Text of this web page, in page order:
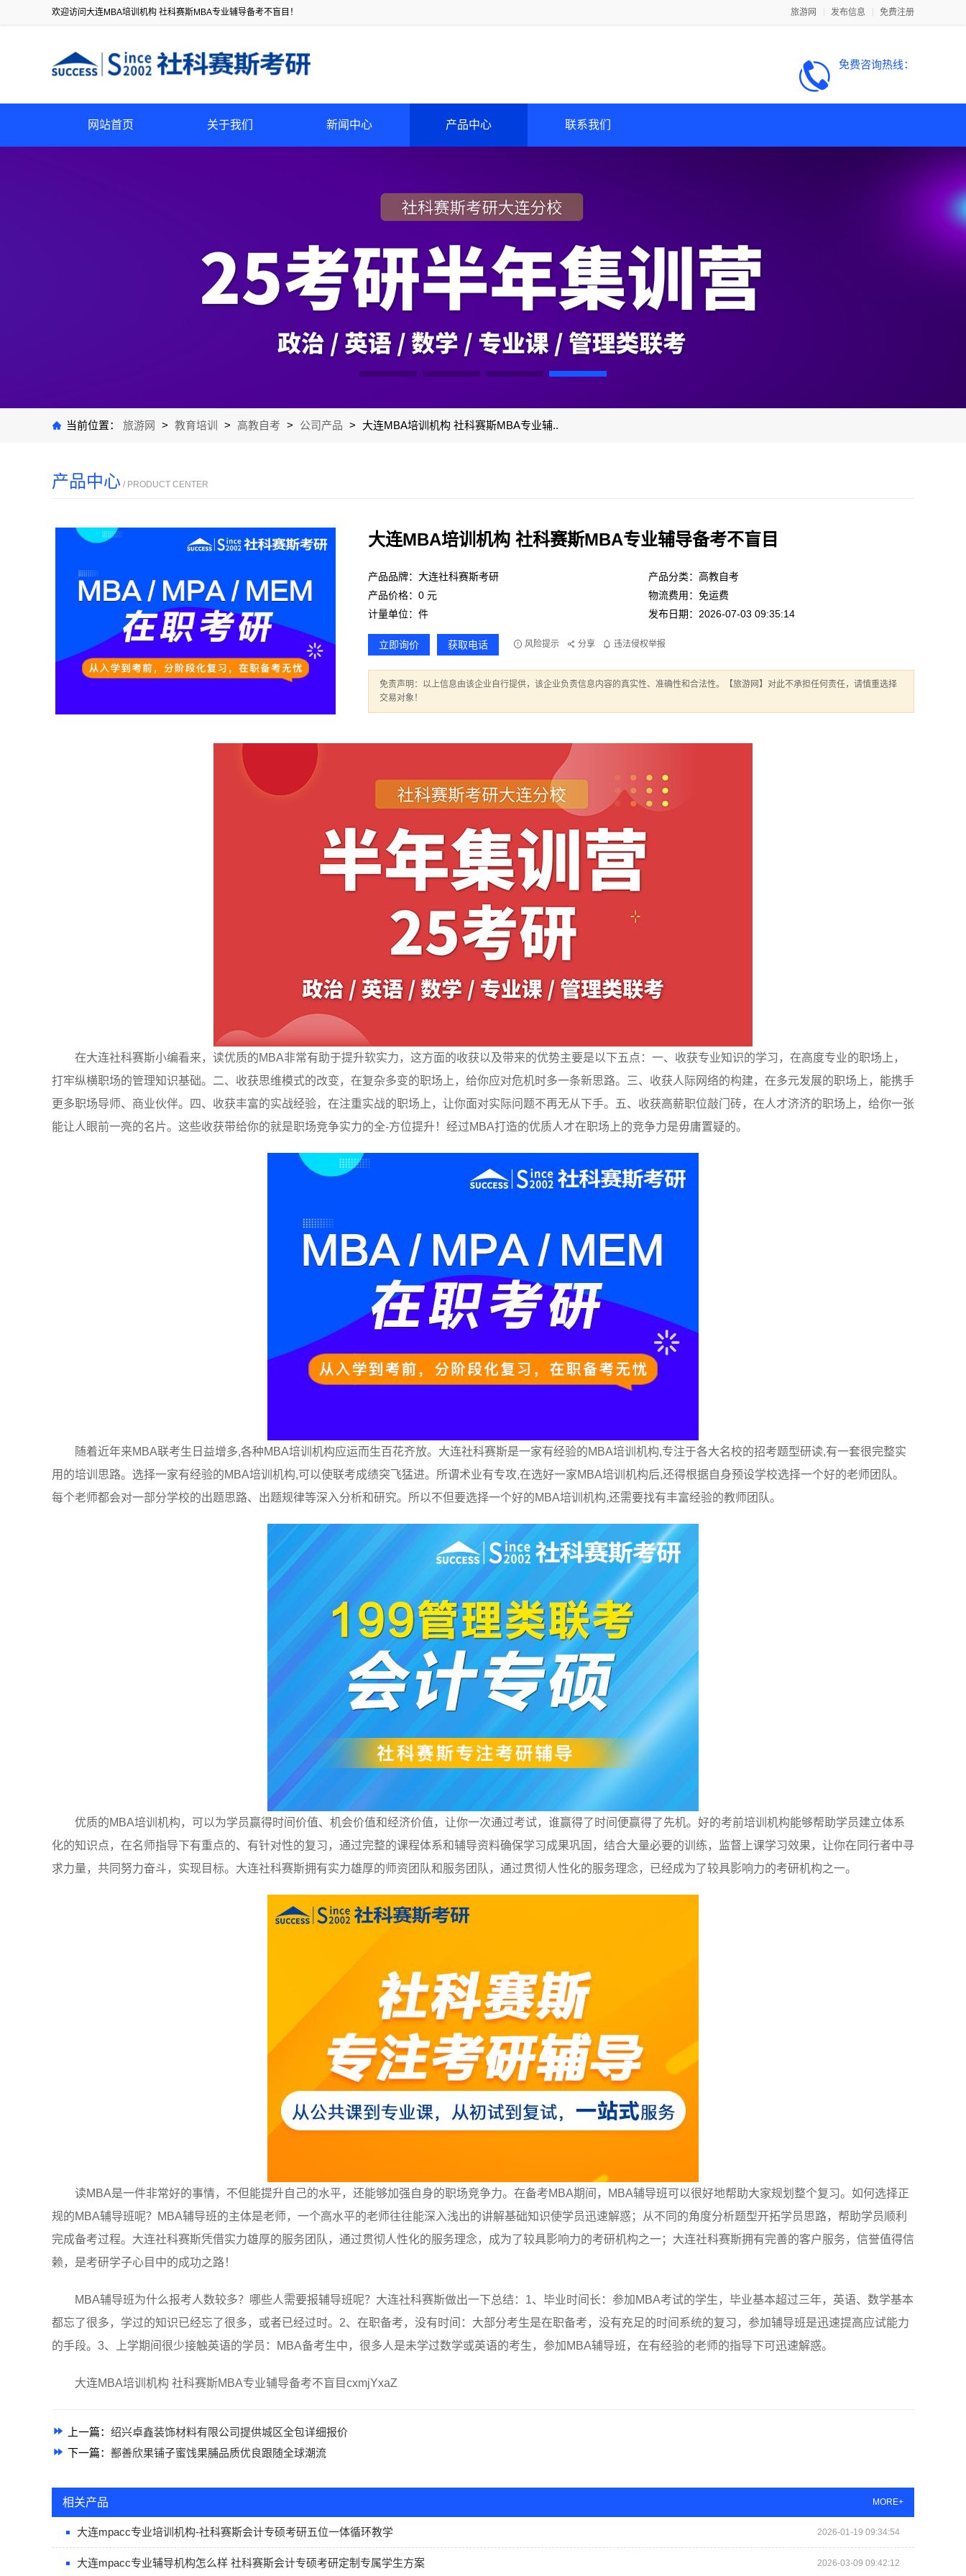
欢迎访问大连MBA培训机构 社科赛斯MBA专业辅导备考不盲目！ 旅游网 发布信息 免费注册
免费咨询热线：
网站首页 关于我们 新闻中心 产品中心 联系我们
当前位置： 旅游网 > 教育培训 > 高教自考 > 公司产品 > 大连MBA培训机构 社科赛斯MBA专业辅..
产品中心 / PRODUCT CENTER
大连MBA培训机构 社科赛斯MBA专业辅导备考不盲目
产品品牌：大连社科赛斯考研
产品分类：高教自考
产品价格：0 元
物流费用：免运费
计量单位：件
发布日期：2026-07-03 09:35:14
立即询价 获取电话 风险提示 分享 违法侵权举报
免责声明：以上信息由该企业自行提供，该企业负责信息内容的真实性、准确性和合法性。【旅游网】对此不承担任何责任，请慎重选择
交易对象！
在大连社科赛斯小编看来，读优质的MBA非常有助于提升软实力，这方面的收获以及带来的优势主要是以下五点：一、收获专业知识的学习，在高度专业的职场上，
打牢纵横职场的管理知识基础。二、收获思维模式的改变，在复杂多变的职场上，给你应对危机时多一条新思路。三、收获人际网络的构建，在多元发展的职场上，能携手
更多职场导师、商业伙伴。四、收获丰富的实战经验，在注重实战的职场上，让你面对实际问题不再无从下手。五、收获高薪职位敲门砖，在人才济济的职场上，给你一张
能让人眼前一亮的名片。这些收获带给你的就是职场竞争实力的全-方位提升！经过MBA打造的优质人才在职场上的竞争力是毋庸置疑的。
随着近年来MBA联考生日益增多,各种MBA培训机构应运而生百花齐放。大连社科赛斯是一家有经验的MBA培训机构,专注于各大名校的招考题型研读,有一套很完整实
用的培训思路。选择一家有经验的MBA培训机构,可以使联考成绩突飞猛进。所谓术业有专攻,在选好一家MBA培训机构后,还得根据自身预设学校选择一个好的老师团队。
每个老师都会对一部分学校的出题思路、出题规律等深入分析和研究。所以不但要选择一个好的MBA培训机构,还需要找有丰富经验的教师团队。
优质的MBA培训机构，可以为学员赢得时间价值、机会价值和经济价值，让你一次通过考试，谁赢得了时间便赢得了先机。好的考前培训机构能够帮助学员建立体系
化的知识点，在名师指导下有重点的、有针对性的复习，通过完整的课程体系和辅导资料确保学习成果巩固，结合大量必要的训练，监督上课学习效果，让你在同行者中寻
求力量，共同努力奋斗，实现目标。大连社科赛斯拥有实力雄厚的师资团队和服务团队，通过贯彻人性化的服务理念，已经成为了较具影响力的考研机构之一。
读MBA是一件非常好的事情，不但能提升自己的水平，还能够加强自身的职场竞争力。在备考MBA期间，MBA辅导班可以很好地帮助大家规划整个复习。如何选择正
规的MBA辅导班呢？MBA辅导班的主体是老师，一个高水平的老师往往能深入浅出的讲解基础知识使学员迅速解惑；从不同的角度分析题型开拓学员思路，帮助学员顺利
完成备考过程。大连社科赛斯凭借实力雄厚的服务团队，通过贯彻人性化的服务理念，成为了较具影响力的考研机构之一；大连社科赛斯拥有完善的客户服务，信誉值得信
赖，是考研学子心目中的成功之路！
MBA辅导班为什么报考人数较多？哪些人需要报辅导班呢？大连社科赛斯做出一下总结：1、毕业时间长：参加MBA考试的学生，毕业基本超过三年，英语、数学基本
都忘了很多，学过的知识已经忘了很多，或者已经过时。2、在职备考，没有时间：大部分考生是在职备考，没有充足的时间系统的复习，参加辅导班是迅速提高应试能力
的手段。3、上学期间很少接触英语的学员：MBA备考生中，很多人是未学过数学或英语的考生，参加MBA辅导班，在有经验的老师的指导下可迅速解惑。
大连MBA培训机构 社科赛斯MBA专业辅导备考不盲目cxmjYxaZ
上一篇： 绍兴卓鑫装饰材料有限公司提供城区全包详细报价
下一篇： 鄯善欣果铺子蜜饯果脯品质优良跟随全球潮流
相关产品 MORE+
大连mpacc专业培训机构-社科赛斯会计专硕考研五位一体循环教学 2026-01-19 09:34:54
大连mpacc专业辅导机构怎么样 社科赛斯会计专硕考研定制专属学生方案 2026-03-09 09:42:12